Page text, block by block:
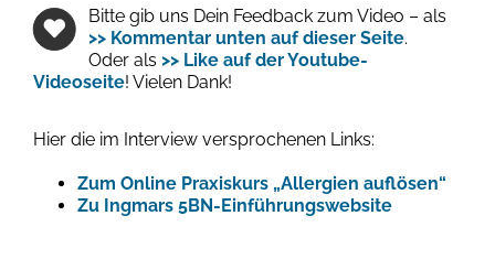
Bitte gib uns Dein Feedback zum Video – als
>> Kommentar unten auf dieser Seite.
Oder als >> Like auf der Youtube-
Videoseite! Vielen Dank!
Hier die im Interview versprochenen Links:
Zum Online Praxiskurs „Allergien auflösen“
Zu Ingmars 5BN-Einführungswebsite